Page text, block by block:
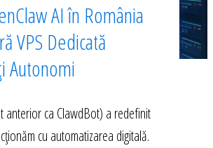
AI în România
VPS Dedicată
Autonomi
anterior ca ClawdBot) a redefinit
cu automatizarea digitală.